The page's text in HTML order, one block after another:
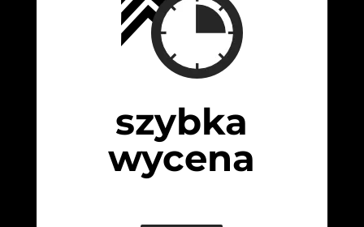
szybka
wycena